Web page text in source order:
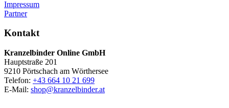
Impressum
Partner
Kontakt
Kranzelbinder Online GmbH
Hauptstraße 201
9210 Pörtschach am Wörthersee
Telefon: +43 664 10 21 699
E-Mail: shop@kranzelbinder.at